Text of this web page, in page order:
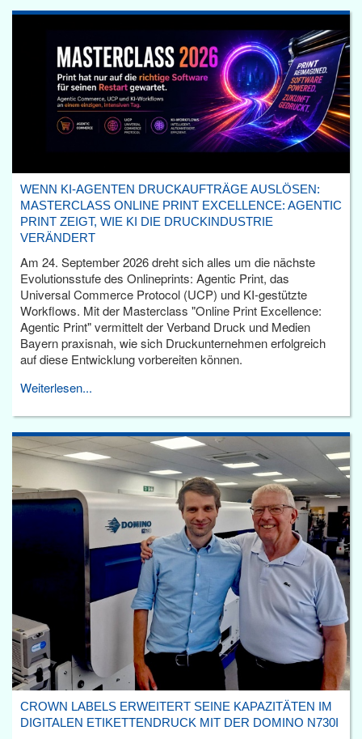
WENN KI-AGENTEN DRUCKAUFTRÄGE AUSLÖSEN:
MASTERCLASS ONLINE PRINT EXCELLENCE: AGENTIC
PRINT ZEIGT, WIE KI DIE DRUCKINDUSTRIE
VERÄNDERT
Am 24. September 2026 dreht sich alles um die nächste
Evolutionsstufe des Onlineprints: Agentic Print, das
Universal Commerce Protocol (UCP) und KI-gestützte
Workflows. Mit der Masterclass "Online Print Excellence:
Agentic Print" vermittelt der Verband Druck und Medien
Bayern praxisnah, wie sich Druckunternehmen erfolgreich
auf diese Entwicklung vorbereiten können.
Weiterlesen...
CROWN LABELS ERWEITERT SEINE KAPAZITÄTEN IM
DIGITALEN ETIKETTENDRUCK MIT DER DOMINO N730I